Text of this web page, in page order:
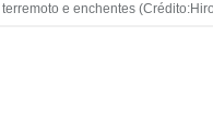
e enchentes